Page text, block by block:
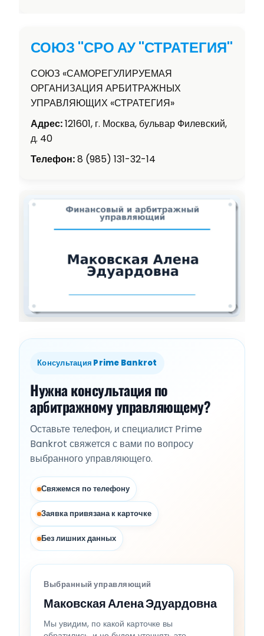
СОЮЗ "СРО АУ "СТРАТЕГИЯ"
СОЮЗ «САМОРЕГУЛИРУЕМАЯ
ОРГАНИЗАЦИЯ АРБИТРАЖНЫХ
УПРАВЛЯЮЩИХ «СТРАТЕГИЯ»
Адрес:121601, г. Москва, бульвар Филевский,
д. 40
Телефон:8 (985) 131-32-14
Консультация Prime Bankrot
Нужна консультация по
арбитражному управляющему?
Оставьте телефон, и специалист Prime
Bankrot свяжется с вами по вопросу
выбранного управляющего.
Свяжемся по телефону
Заявка привязана к карточке
Без лишних данных
Выбранный управляющий
Маковская Алена Эдуардовна
Мы увидим, по какой карточке вы